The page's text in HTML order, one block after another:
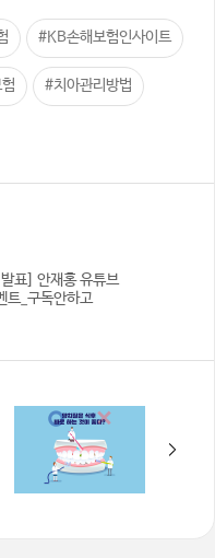
#KB손해보험인사이트
#치아관리방법
발표] 안재홍 유튜브
트_구독안하고